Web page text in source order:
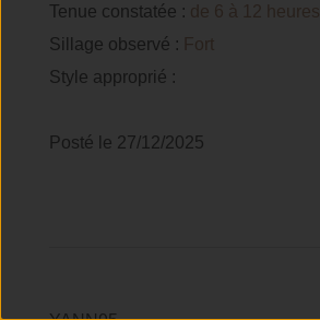
Tenue constatée : de 6 à 12 heures
Sillage observé : Fort
Style approprié :
Posté le 27/12/2025